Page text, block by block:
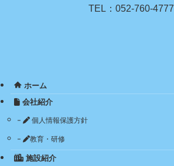
TEL：052-760-4777
ホーム
会社紹介
個人情報保護方針
教育・研修
施設紹介